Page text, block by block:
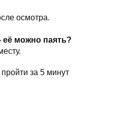
осмотра.
можно паять?
за 5 минут